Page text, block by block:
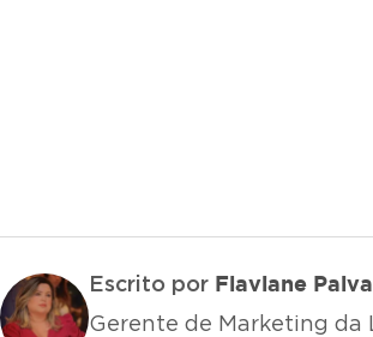
Escrito por Flaviane Paiva
Gerente de Marketing da